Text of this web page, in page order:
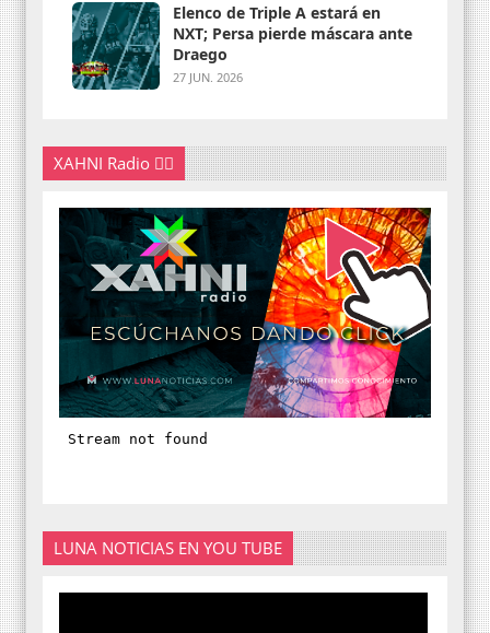
Elenco de Triple A estará en
NXT; Persa pierde máscara ante
Draego
27 JUN. 2026
XAHNI Radio 👇🏽
LUNA NOTICIAS EN YOU TUBE